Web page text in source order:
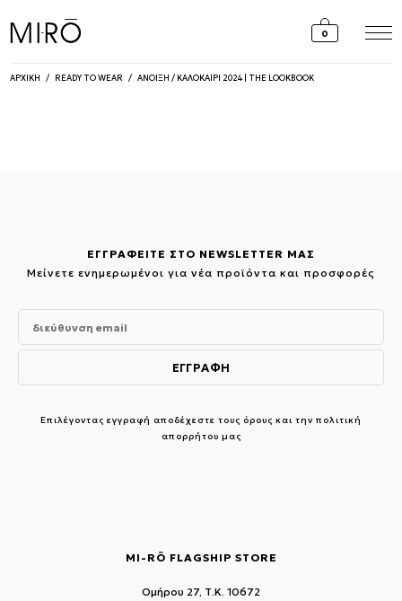
0
ΑΡΧΙΚΗ / READY TO WEAR / ΑΝΟΙΞΗ / ΚΑΛΟΚΑΙΡΙ 2024 | THE LOOKBOOK
ΕΓΓΡΑΦΕΙΤΕ ΣΤΟ NEWSLETTER ΜΑΣ
Μείνετε ενημερωμένοι για νέα προϊόντα και προσφορές
Επιλέγοντας εγγραφή αποδέχεστε τους όρους και την πολιτική
απορρήτου μας
MI-RŌ FLAGSHIP STORE
Ομήρου 27, Τ.Κ. 10672